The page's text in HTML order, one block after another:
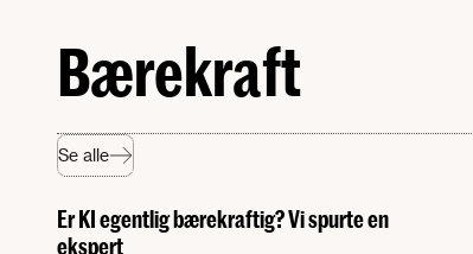
Bærekraft
Se alle
Er KI egentlig bærekraftig? Vi spurte en
ekspert